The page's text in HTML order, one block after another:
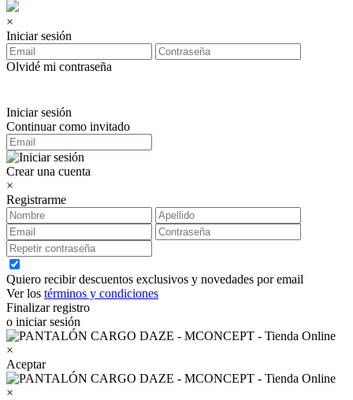
×
Iniciar sesión
Olvidé mi contraseña
Iniciar sesión
Continuar como invitado
Crear una cuenta
×
Registrarme
Quiero recibir descuentos exclusivos y novedades por email
Ver los términos y condiciones
Finalizar registro
o iniciar sesión
×
Aceptar
×